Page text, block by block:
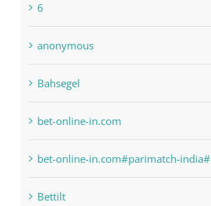
6
anonymous
Bahsegel
bet-online-in.com
bet-online-in.com#parimatch-india#
Bettilt